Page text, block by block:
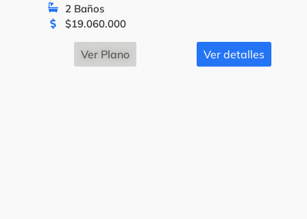
2 Baños
$19.060.000
Ver Plano Ver detalles